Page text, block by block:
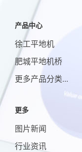
产品中心
徐工平地机
肥城平地机桥
更多产品分类...
更多
图片新闻
行业资讯